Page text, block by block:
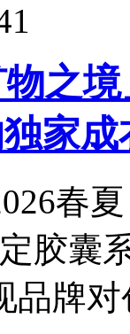
之
家成
春
胶囊
品牌